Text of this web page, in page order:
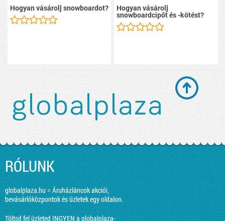
Hogyan vásárolj snowboardot? Hogyan vásárolj
snowboardcipőt és -kötést?
RÓLUNK
globalplaza.hu = Áruházláncok akciói,
bevásárlóközpontok és üzletek egy oldalon.
Töltsd fel üzleted INGYEN a globalplaza-